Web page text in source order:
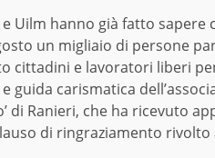
Uilm hanno già fatto
un migliaio di persone
cittadini e lavoratori liberi
guida carismatica
di Ranieri, che ha ricevuto
di ringraziamento rivolto